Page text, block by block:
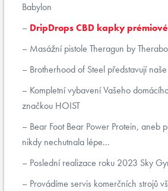
Babylon
DripDrops CBD kapky
Masážní pistole Theragun by
Brotherhood of Steel představují
Kompletní vybavení Vašeho
značkou HOIST
Bear Foot Bear Power Protein, aneb
nikdy nechutnala lépe...
Poslední realizace roku 2023 Sky
Provádíme servis komerčních strojů